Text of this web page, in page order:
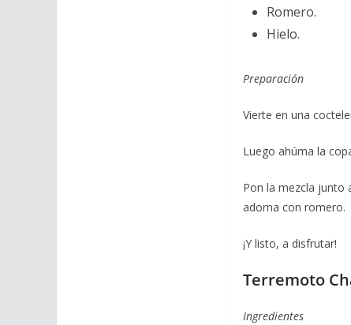
Romero.
Hielo.
Preparación
Vierte en una
Luego ahúma la
Pon la mezcla junto
adorna con romero.
¡Y listo, a disfrutar!
Terremoto
Ingredientes